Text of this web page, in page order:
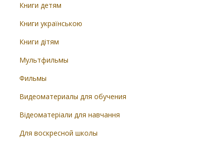
Книги детям
Книги українською
Книги дітям
Мультфильмы
Фильмы
Видеоматериалы для обучения
Відеоматеріали для навчання
Для воскресной школы